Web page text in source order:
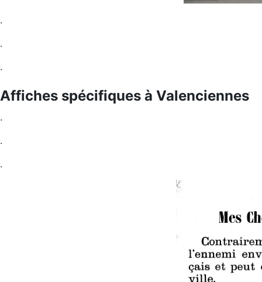
.
.
.
Affiches spécifiques à Valenciennes
.
.
.